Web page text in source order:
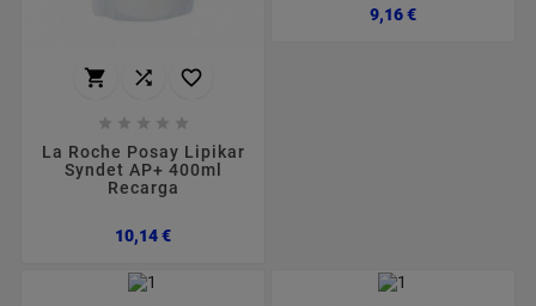
  
    
La Roche Posay Lipikar
Syndet AP+ 400ml
Recarga
10,14 €Preço
9,16 €Preço